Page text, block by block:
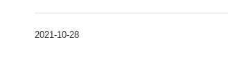
2021-10-28